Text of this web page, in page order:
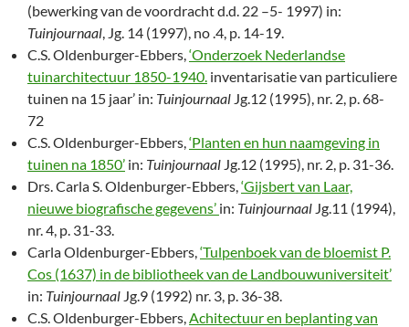
(bewerking van de voordracht d.d. 22 –5- 1997) in:
Tuinjournaal, Jg. 14 (1997), no .4, p. 14-19.
C.S. Oldenburger-Ebbers,‘Onderzoek Nederlandse
tuinarchitectuur 1850-1940. inventarisatie van particuliere
tuinen na 15 jaar’ in: Tuinjournaal Jg.12 (1995), nr. 2, p. 68-
72
C.S. Oldenburger-Ebbers,‘Planten en hun naamgeving in
tuinen na 1850’ in: Tuinjournaal Jg.12 (1995), nr. 2, p. 31-36.
Drs. Carla S. Oldenburger-Ebbers,‘Gijsbert van Laar,
nieuwe biografische gegevens’ in: Tuinjournaal Jg.11 (1994),
nr. 4, p. 31-33.
Carla Oldenburger-Ebbers,‘Tulpenboek van de bloemist P.
Cos (1637) in de bibliotheek van de Landbouwuniversiteit’
in: Tuinjournaal Jg.9 (1992) nr. 3, p. 36-38.
C.S. Oldenburger-Ebbers,Achitectuur en beplanting van